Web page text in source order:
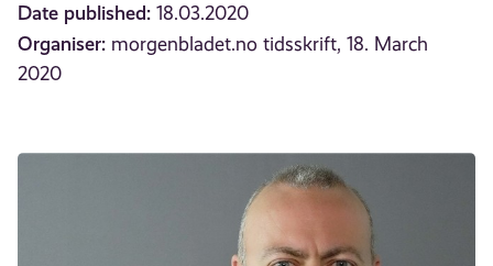
Date published: 18.03.2020
Organiser: morgenbladet.no tidsskrift, 18. March
2020